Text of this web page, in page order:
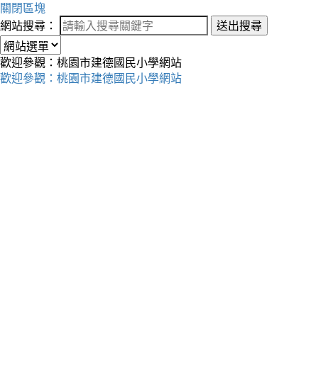
關閉區塊
網站搜尋：
送出搜尋
歡迎參觀：桃園市建德國民小學網站
歡迎參觀：桃園市建德國民小學網站